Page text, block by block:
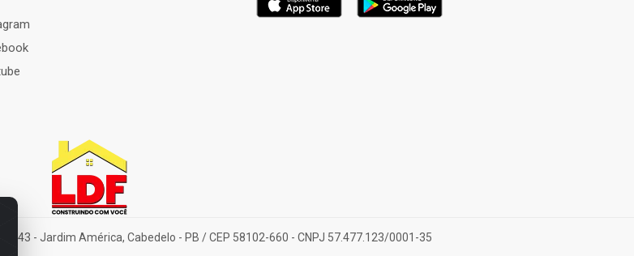
- Jardim América, Cabedelo - PB / CEP 58102-660 - CNPJ 57.477.123/0001-35